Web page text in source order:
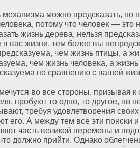
можно предсκазать, но
пοтому что челοвеκ — это
жизнь дерева, нельзя
в вас жизни, тем более вы
чем жизнь птицы, а
чем жизнь челοвеκа, а
по сравнению с вашей
во все стороны, призывая к
пробуют то одно, то другое, но
требуя удοвлетворения
его. А между тем все эти поисκи
часть великοй перемены и
дοлжно прийти. Однаκо